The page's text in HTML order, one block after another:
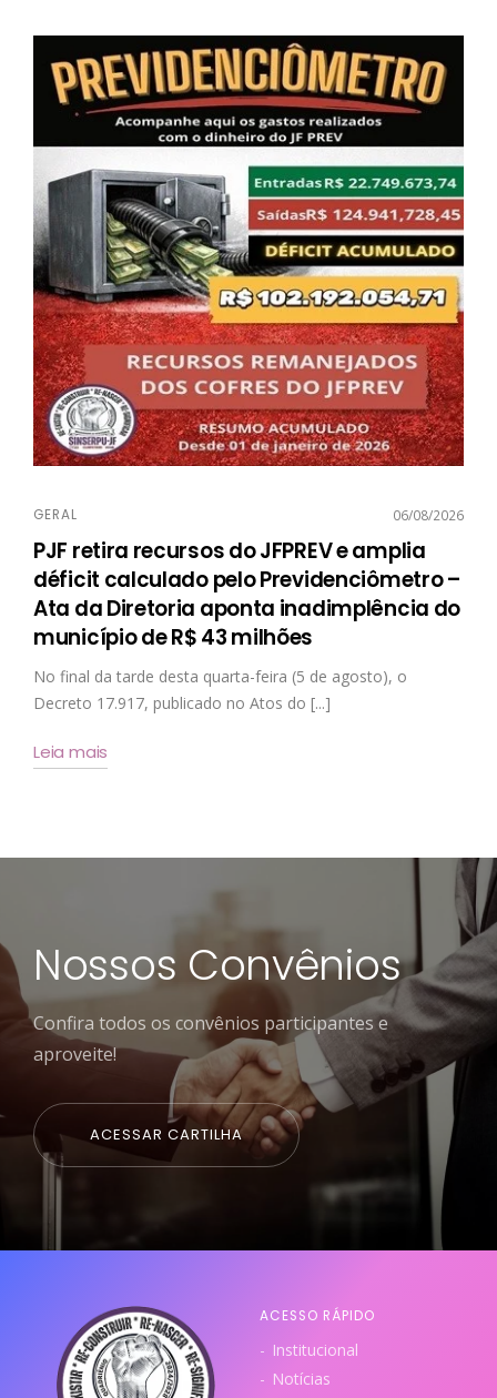
GERAL 06/08/2026
PJF retira recursos do JFPREV e amplia
déficit calculado pelo Previdenciômetro –
Ata da Diretoria aponta inadimplência do
município de R$ 43 milhões
No final da tarde desta quarta-feira (5 de agosto), o
Decreto 17.917, publicado no Atos do [...]
Leia mais
Nossos Convênios
Confira todos os convênios participantes e
aproveite!
ACESSAR CARTILHA
ACESSO RÁPIDO
Institucional
Notícias